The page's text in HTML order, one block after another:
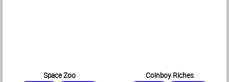
Space Zoo Coinboy Riches